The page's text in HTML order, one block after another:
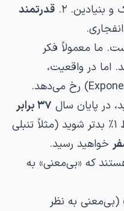
۲.
قدرتمند
ما معمولاً فکر
اما در واقعیت،
در پایان سال ۳۷ برابر
بهتر خواهید بود. اگر هر روز فقط ۱٪ بدتر شوید (مثلاً تنبلی
خواهید رسید.
هستند که «بی‌معنی» به
(بی‌معنی به نظر